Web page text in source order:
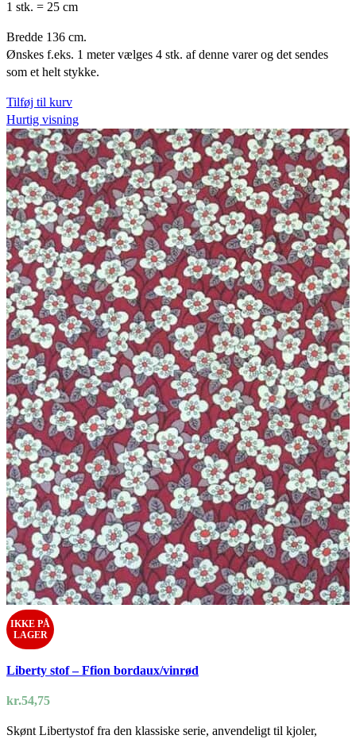
1 stk. = 25 cm
Bredde 136 cm.
Ønskes f.eks. 1 meter vælges 4 stk. af denne varer og det sendes
som et helt stykke.
Tilføj til kurv
Hurtig visning
IKKE PÅ
LAGER
Liberty stof – Ffion bordaux/vinrød
kr.54,75
Skønt Libertystof fra den klassiske serie, anvendeligt til kjoler,